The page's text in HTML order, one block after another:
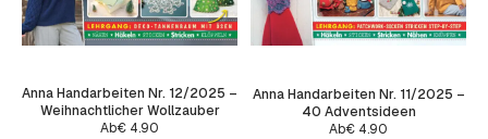
Anna Handarbeiten Nr. 12/2025 –
Weihnachtlicher Wollzauber
Ab€ 4.90
Anna Handarbeiten Nr. 11/2025 –
40 Adventsideen
Ab€ 4.90